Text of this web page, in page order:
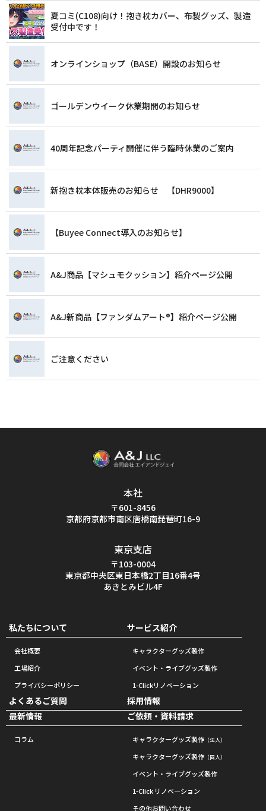
夏コミ(C108)向け！抱き枕カバー、布製グッズ、製造
受付中です！
オンラインショップ（BASE）開設のお知らせ
ゴールデンウイーク休業期間のお知らせ
40周年記念パーティ開催に伴う臨時休業のご案内
新抱き枕本体販売のお知らせ 【DHR9000】
【Buyee Connect導入のお知らせ】
A&J商品【マシュモクッション】紹介ページ公開
A&J新商品【ファンダムアート®️】紹介ページ公開
ご注意ください
本社
〒601-8456
京都府京都市南区唐橋南琵琶町16-9
東京支店
〒103-0004
東京都中央区東日本橋2丁目16番4号
あきとみビル4F
私たちについて
会社概要
工場紹介
プライバシーポリシー
サービス紹介
キャラクターグッズ製作
イベント・ライブグッズ製作
1-Clickリノベーション
よくあるご質問
採用情報
最新情報
コラム
ご依頼・資料請求
キャラクターグッズ製作 （法人）
キャラクターグッズ製作 （同人）
イベント・ライブグッズ製作
1-Click リノベーション
その他お問い合わせ